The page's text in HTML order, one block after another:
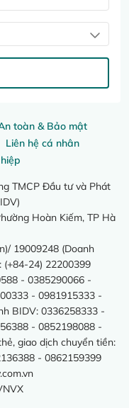
toàn & Bảo mật
Liên hệ cá nhân
TMCP Đầu tư và Phát
Hoàn Kiếm, TP Hà
19009248 (Doanh
(+84-24) 22200399
- 0385290066 -
- 0981915333 -
BIDV: 0336258333 -
- 0852198088 -
giao dịch chuyển tiền:
- 0862159399